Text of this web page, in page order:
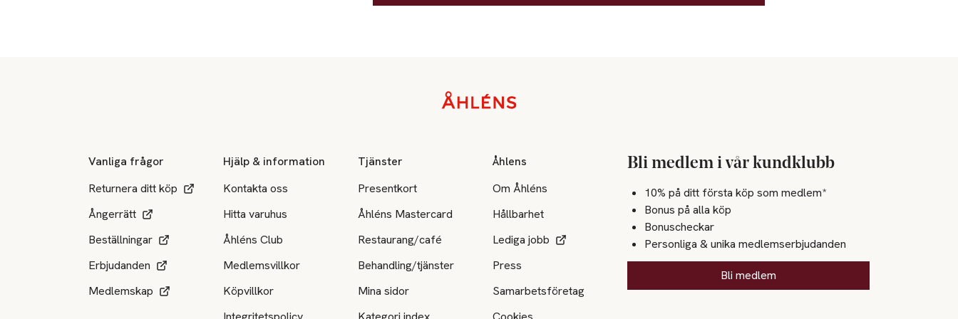
Vanliga frågor
Returnera ditt köp
Ångerrätt
Beställningar
Erbjudanden
Medlemskap
Hjälp & information
Kontakta oss
Hitta varuhus
Åhléns Club
Medlemsvillkor
Köpvillkor
Tjänster
Presentkort
Åhléns Mastercard
Restaurang/café
Behandling/tjänster
Mina sidor
Åhlens
Om Åhléns
Hållbarhet
Lediga jobb
Press
Samarbetsföretag
Bli medlem i vår kundklubb
10% på ditt första köp som medlem*
Bonus på alla köp
Bonuscheckar
Personliga & unika medlemserbjudanden
Bli medlem